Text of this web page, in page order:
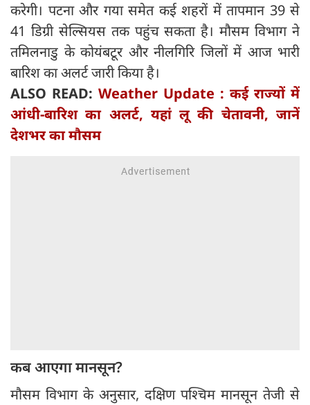
करेगी। पटना और गया समेत कई शहरों में तापमान 39 से
41 डिग्री सेल्सियस तक पहुंच सकता है। मौसम विभाग ने
तमिलनाडु के कोयंबटूर और नीलगिरि जिलों में आज भारी
बारिश का अलर्ट जारी किया है।
ALSO READ: Weather Update : कई राज्‍यों में
आंधी-बारिश का अलर्ट, यहां लू की चेतावनी, जानें
देशभर का मौसम
क‍ब आएगा मानसून?
मौसम विभाग के अनुसार, दक्षिण पश्चिम मानसून तेजी से